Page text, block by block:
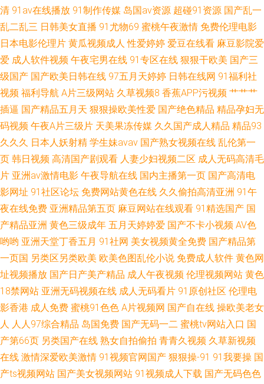
清 91av在线播放 91制作传媒 岛国av资源 超碰91资源 国产乱一
乱二乱三 日韩美女直播 91尤物69 蜜桃午夜激情 免费伦理电影
日本电影伦理片 黄瓜视频成人 性爱婷婷 爱豆在线看 麻豆影院爱
爱 成人软件视频 午夜宅男在线 91专区在线 狠狠干欧美 国产三
级国产 国产欧美日韩在线 97五月天婷婷 日韩在线网 91福利社
视频 福利导航 A片三级网站 久草视频8 香蕉APP污视频 艹艹艹
插逼 国产精品五月天 狠狠操欧美性爱 国产绝色精品 精品孕妇无
码视频 午夜A片三级片 天美果冻传媒 久久国产成人精品 精品93
久久久 日本人妖射精 学生妹avav 国产熟女视频在线 乱伦第一
页 韩日视频 高清国产剧观看 人妻少妇视频二区 成人无码高清毛
片 亚洲av激情电影 午夜导航在线 国内主播第一页 国产高清电
影网址 91社区论坛 免费网站黄色在线 久久偷拍高清亚洲 91午
夜在线免费 亚洲精品第五页 麻豆网站在线观看 91精选国产 国
产精品亚洲 黄色三级成年 五月天婷婷爱 国产不卡小视频 AV色
哟哟 亚洲天堂丁香五月 91社网 美女视频黄全免费 国产精品第
一页国 另类区另类欧美 欧美色图乱伦小说 免费成人软件 黄色网
址视频播放 国产日产美产精品 成人午夜视频 伦理视频网站 黄色
18禁网站 亚洲无码视频在线 成人无码看片 91原创社区 伦理电
影香港 成人免费 蜜桃91色色 A片视频网 国产自在线 操欧美老女
人 人人97综合精品 岛国免费 国产无码一二 蜜桃tv网站入口 国
产第66页 另类国产在线 熟女自拍偷拍 青青久视频 久草新视频
在线 激情深爱欧美激情 91视频官网国产 狠狠操-91 91我要操 国
产ts视频网站 国产美女视频网站 91视频成人下载 国产无码色色